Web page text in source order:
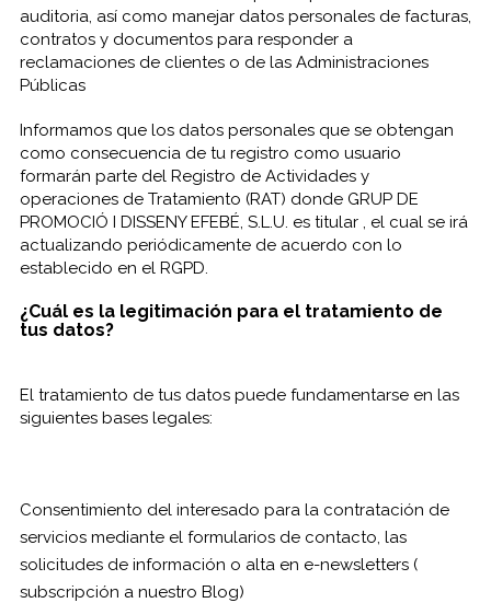
auditoria, así como manejar datos personales de facturas,
contratos y documentos para responder a
reclamaciones de clientes o de las Administraciones
Públicas
Informamos que los datos personales que se obtengan
como consecuencia de tu registro como usuario
formarán parte del Registro de Actividades y
operaciones de Tratamiento (RAT) donde GRUP DE
PROMOCIÓ I DISSENY EFEBÉ, S.L.U. es titular , el cual se irá
actualizando periódicamente de acuerdo con lo
establecido en el RGPD.
¿Cuál es la legitimación para el tratamiento de
tus datos?
El tratamiento de tus datos puede fundamentarse en las
siguientes bases legales:
Consentimiento del interesado para la contratación de
servicios mediante el formularios de contacto, las
solicitudes de información o alta en e-newsletters (
subscripción a nuestro Blog)